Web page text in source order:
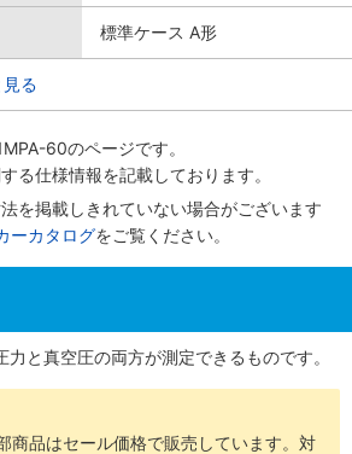
標準ケース A形
る
60のページです。
る仕様情報を記載しております。
を掲載しきれていない場合がございます
ーカタログをご覧ください。
力と真空圧の両方が測定できるものです。
商品はセール価格で販売しています。対